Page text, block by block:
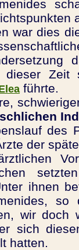
war dies
dieser Zeit
führte.
des
der
ihnen
so
wir doch
sich
hatten.